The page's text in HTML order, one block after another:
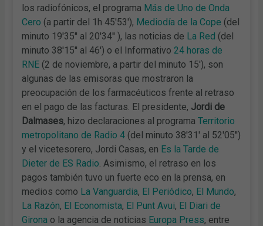
los radiofónicos, el programa Más de Uno de Onda
Cero (a partir del 1h 45'53'), Mediodía de la Cope (del
minuto 19'35'' al 20'34'' ), las noticias de La Red (del
minuto 38'15'' al 46') o el Informativo24 horas de
RNE (2 de noviembre, a partir del minuto 15'), son
algunas de las emisoras que mostraron la
preocupación de los farmacéuticos frente al retraso
en el pago de las facturas. El presidente, Jordi de
Dalmases, hizo declaraciones al programaTerritorio
metropolitano de Radio 4 (del minuto 38'31' al 52'05'')
y el vicetesorero, Jordi Casas, en Es la Tarde de
Dieter de ES Radio. Asimismo, el retraso en los
pagos también tuvo un fuerte eco en la prensa, en
medios como La Vanguardia, El Periódico, El Mundo,
La Razón, El Economista, El Punt Avui, El Diari de
Girona o la agencia de noticias Europa Press, entre